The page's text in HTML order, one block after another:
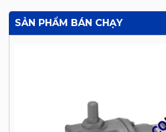
SẢN PHẨM BÁN CHẠY